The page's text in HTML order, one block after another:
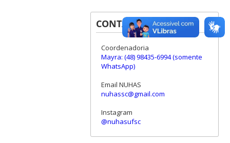
CONTATOS
Coordenadoria
Mayra: (48) 98435-6994 (somente
WhatsApp)
Email NUHAS
nuhassc@gmail.com
Instagram
@nuhasufsc